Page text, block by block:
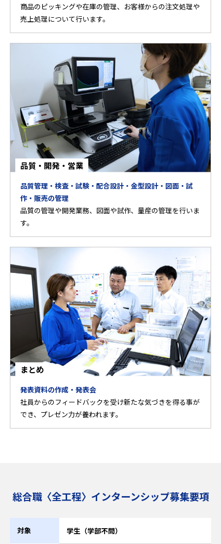
商品のピッキングや在庫の管理、お客様からの注文処理や
売上処理について行います。
品質・開発・営業
品質管理・検査・試験・配合設計・金型設計・図面・試
作・販売の管理
品質の管理や開発業務、図面や試作、量産の管理を行いま
す。
まとめ
発表資料の作成・発表会
社員からのフィードバックを受け新たな気づきを得る事が
でき、プレゼン力が養われます。
総合職〈全工程〉インターンシップ募集要項
対象 学生（学部不問）